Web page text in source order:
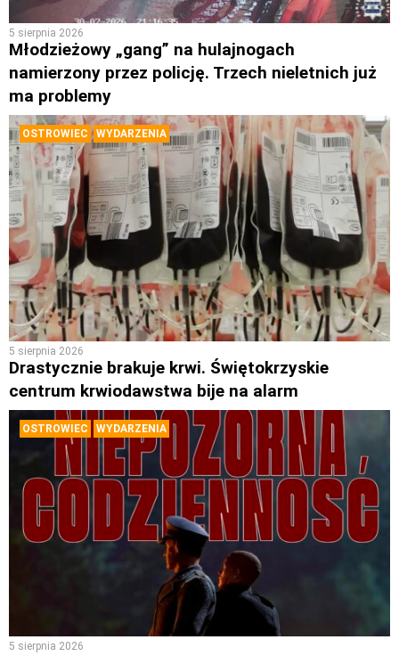
5 sierpnia 2026
Młodzieżowy „gang” na hulajnogach
namierzony przez policję. Trzech nieletnich już
ma problemy
OSTROWIEC WYDARZENIA
5 sierpnia 2026
Drastycznie brakuje krwi. Świętokrzyskie
centrum krwiodawstwa bije na alarm
OSTROWIEC WYDARZENIA
5 sierpnia 2026